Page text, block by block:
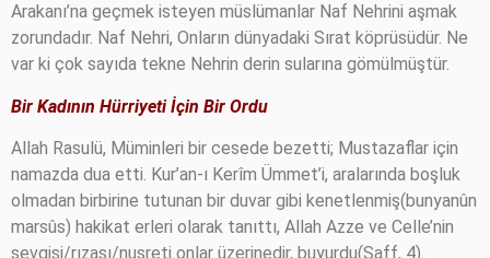
Arakanı’na geçmek isteyen müslümanlar Naf Nehrini aşmak
zorundadır. Naf Nehri, Onların dünyadaki Sırat köprüsüdür. Ne
var ki çok sayıda tekne Nehrin derin sularına gömülmüştür.
Bir Kadının Hürriyeti İçin Bir Ordu
Allah Rasulü, Müminleri bir cesede bezetti; Mustazaflar için
namazda dua etti. Kur’an-ı Kerîm Ümmet’i, aralarında boşluk
olmadan birbirine tutunan bir duvar gibi kenetlenmiş(bunyanûn
marsûs) hakikat erleri olarak tanıttı, Allah Azze ve Celle’nin
sevgisi/rızası/nusreti onlar üzerinedir, buyurdu(Saff, 4).